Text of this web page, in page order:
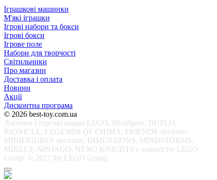
Іграшкові машинки
М'які іграшки
Ігрові набори та бокси
Ігрові бокси
Ігрове поле
Набори для творчості
Світильники
Про магазин
Доставка і оплата
Новини
Акції
Дисконтна програма
© 2026 best-toy.com.ua
Логотип і торгові марки LEGO, Minifigure, DUPLO,
BIONICLE, LEGENDS OF CHIMA, FRIENDS логотип,
MINIFIGURES логотип, DIMENSIONS, MINDSTORMS,
MIXELS, NINJAGO, NEXO KNIGHTS є власністю LEGO
Group. © 2017 the LEGO Group.